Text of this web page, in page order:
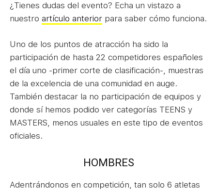
¿Tienes dudas del evento? Echa un vistazo a
nuestro artículo anterior para saber cómo funciona.
Uno de los puntos de atracción ha sido la
participación de hasta 22 competidores españoles
el día uno -primer corte de clasificación-, muestras
de la excelencia de una comunidad en auge.
También destacar la no participación de equipos y
donde sí hemos podido ver categorías TEENS y
MASTERS, menos usuales en este tipo de eventos
oficiales.
HOMBRES
Adentrándonos en competición, tan solo 6 atletas